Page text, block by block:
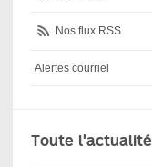
Nos flux RSS
Alertes courriel
Toute l'actualité